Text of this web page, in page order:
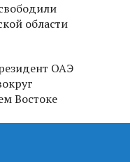
области
ОАЭ
Востоке